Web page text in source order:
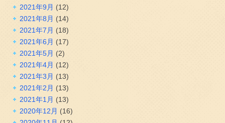
2021年9月 (12)
2021年8月 (14)
2021年7月 (18)
2021年6月 (17)
2021年5月 (2)
2021年4月 (12)
2021年3月 (13)
2021年2月 (13)
2021年1月 (13)
2020年12月 (16)